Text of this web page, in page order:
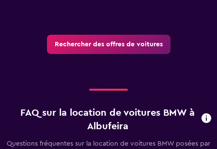
Rechercher des offres de voitures
FAQ sur la location de voitures BMW à
Albufeira
Questions fréquentes sur la location de voitures BMW posées par